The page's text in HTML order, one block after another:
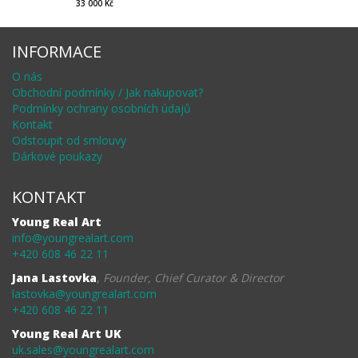
33 000 Kč
INFORMACE
O nás
Obchodní podmínky / Jak nakupovat?
Podmínky ochrany osobních údajů
Kontakt
Odstoupit od smlouvy
Dárkové poukazy
KONTAKT
Young Real Art
info@youngrealart.com
+420 608 46 22 11
Jana Lastovka, Founder, Chief Curator & Director
lastovka@youngrealart.com
+420 608 46 22 11
Young Real Art UK
uk.sales@youngrealart.com